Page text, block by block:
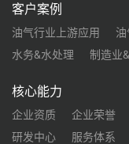
客户案例
油气行业上游应用
水务&水处理
制造业
核心能力
企业资质 企业荣誉
研发中心
服务体系